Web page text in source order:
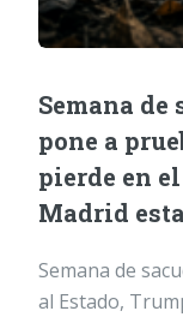
Semana
pone a
pierde en
Madrid
Semana de
al Estado,